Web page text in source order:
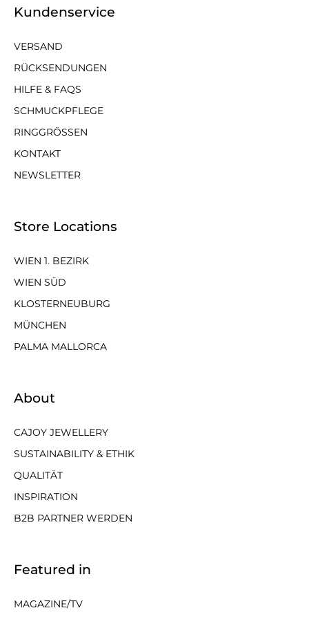
Kundenservice
VERSAND
RÜCKSENDUNGEN
HILFE & FAQS
SCHMUCKPFLEGE
RINGGRÖSSEN
KONTAKT
NEWSLETTER
Store Locations
WIEN 1. BEZIRK
WIEN SÜD
KLOSTERNEUBURG
MÜNCHEN
PALMA MALLORCA
About
CAJOY JEWELLERY
SUSTAINABILITY & ETHIK
QUALITÄT
INSPIRATION
B2B PARTNER WERDEN
Featured in
MAGAZINE/TV